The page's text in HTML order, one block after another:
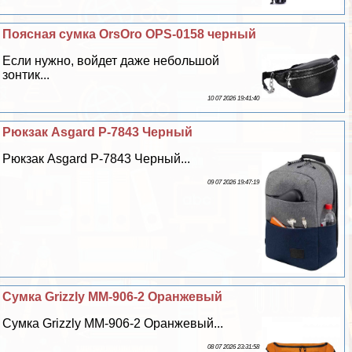
Поясная сумка OrsOro OPS-0158 черный
Если нужно, войдет даже небольшой
зонтик...
10 07 2026 19:41:40
Рюкзак Asgard Р-7843 Черный
Рюкзак Asgard Р-7843 Черный...
09 07 2026 19:47:19
Сумка Grizzly ММ-906-2 Оранжевый
Сумка Grizzly ММ-906-2 Оранжевый...
08 07 2026 23:31:58